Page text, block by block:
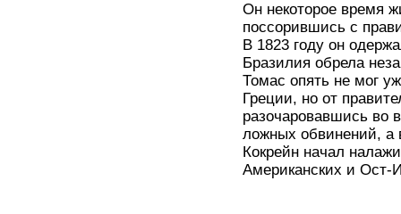
Он некоторое время
поссорившись с
В 1823 году он
Бразилия обрела
Томас опять не мог
Греции, но от
разочаровавшись во
ложных обвинений, а
Кокрейн начал
Американских и Ост-